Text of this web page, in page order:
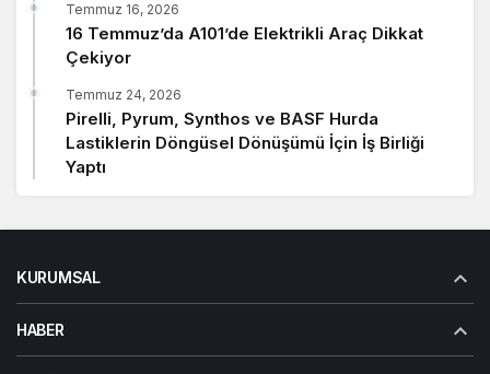
16 Temmuz’da A101’de Elektrikli Araç Dikkat
Çekiyor
Temmuz 16, 2026
Pirelli, Pyrum, Synthos ve BASF Hurda
Lastiklerin Döngüsel Dönüşümü İçin İş Birliği
Yaptı
Temmuz 24, 2026
KURUMSAL
HABER